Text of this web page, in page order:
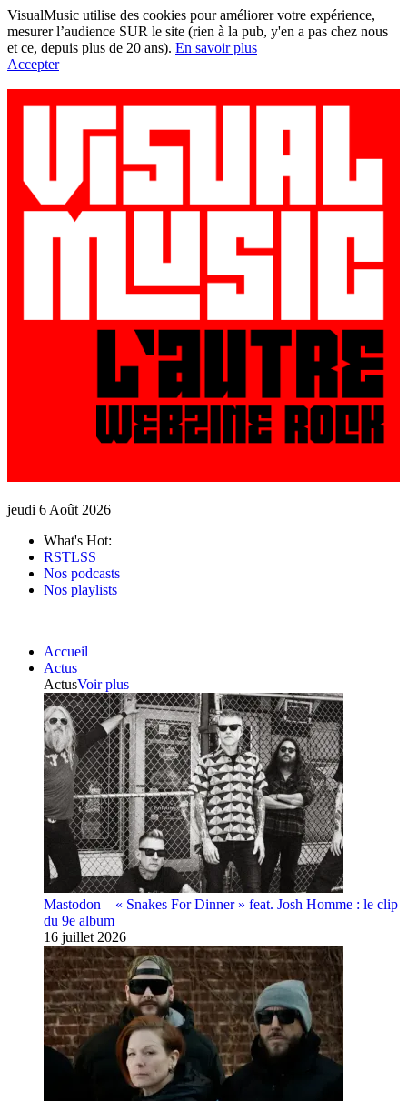
VisualMusic utilise des cookies pour améliorer votre expérience,
mesurer l’audience SUR le site (rien à la pub, y'en a pas chez nous
et ce, depuis plus de 20 ans). En savoir plus
Accepter
jeudi 6 Août 2026
What's Hot:
RSTLSS
Nos podcasts
Nos playlists
Accueil
Actus
ActusVoir plus
Mastodon – « Snakes For Dinner » feat. Josh Homme : le clip
du 9e album
16 juillet 2026